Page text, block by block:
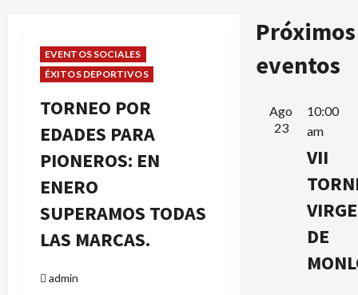
EVENTOS SOCIALES
ÉXITOS DEPORTIVOS
TORNEO POR
EDADES PARA
PIONEROS: EN
ENERO
SUPERAMOS TODAS
LAS MARCAS.
admin
Próximos
eventos
Ago
23
10:00
am
VII
DE